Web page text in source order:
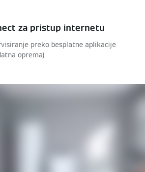
za pristup internetu
preko besplatne aplikacije
oprema)